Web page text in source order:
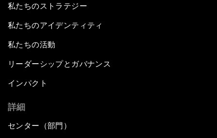
私たちのストラテジー
私たちのアイデンティティ
私たちの活動
リーダーシップとガバナンス
インパクト
詳細
センター（部門）